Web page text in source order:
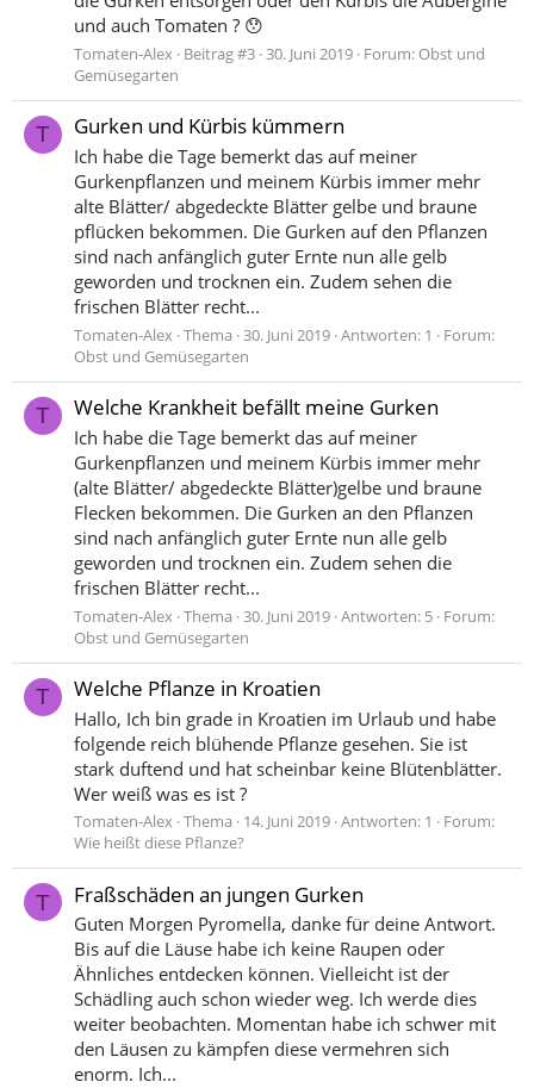
und auch Tomaten ? 😯
Tomaten-Alex Beitrag #3 30. Juni 2019 Forum: Obst und
Gemüsegarten
T Gurken und Kürbis kümmern
Ich habe die Tage bemerkt das auf meiner
Gurkenpflanzen und meinem Kürbis immer mehr
alte Blätter/ abgedeckte Blätter gelbe und braune
pflücken bekommen. Die Gurken auf den Pflanzen
sind nach anfänglich guter Ernte nun alle gelb
geworden und trocknen ein. Zudem sehen die
frischen Blätter recht...
Tomaten-Alex Thema 30. Juni 2019 Antworten: 1
Forum:
Obst und Gemüsegarten
T Welche Krankheit befällt meine Gurken
Ich habe die Tage bemerkt das auf meiner
Gurkenpflanzen und meinem Kürbis immer mehr
(alte Blätter/ abgedeckte Blätter)gelbe und braune
Flecken bekommen. Die Gurken an den Pflanzen
sind nach anfänglich guter Ernte nun alle gelb
geworden und trocknen ein. Zudem sehen die
frischen Blätter recht...
Tomaten-Alex Thema 30. Juni 2019 Antworten: 5 Forum:
Obst und Gemüsegarten
T Welche Pflanze in Kroatien
Hallo, Ich bin grade in Kroatien im Urlaub und habe
folgende reich blühende Pflanze gesehen. Sie ist
stark duftend und hat scheinbar keine Blütenblätter.
Wer weiß was es ist ?
Tomaten-Alex Thema 14. Juni 2019 Antworten: 1
Forum:
Wie heißt diese Pflanze?
T Fraßschäden an jungen Gurken
Guten Morgen Pyromella, danke für deine Antwort.
Bis auf die Läuse habe ich keine Raupen oder
Ähnliches entdecken können. Vielleicht ist der
Schädling auch schon wieder weg. Ich werde dies
weiter beobachten. Momentan habe ich schwer mit
den Läusen zu kämpfen diese vermehren sich
enorm. Ich...